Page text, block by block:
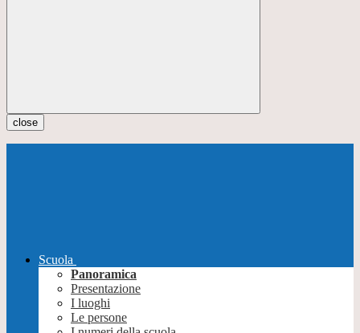
close
Scuola
Panoramica
Presentazione
I luoghi
Le persone